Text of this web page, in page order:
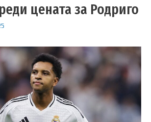
цената за Родриго